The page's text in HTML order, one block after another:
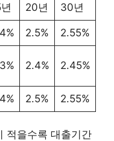
20년 30년
2.5% 2.55%
2.4% 2.45%
2.5% 2.55%
적을수록 대출기간